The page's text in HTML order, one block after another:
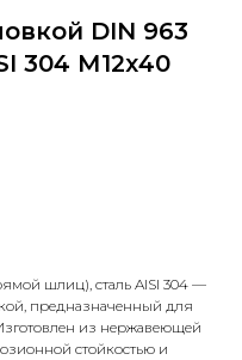
DIN 963
304 М12х40
шлиц), сталь AISI 304 —
предназначенный для
из нержавеющей
стойкостью и